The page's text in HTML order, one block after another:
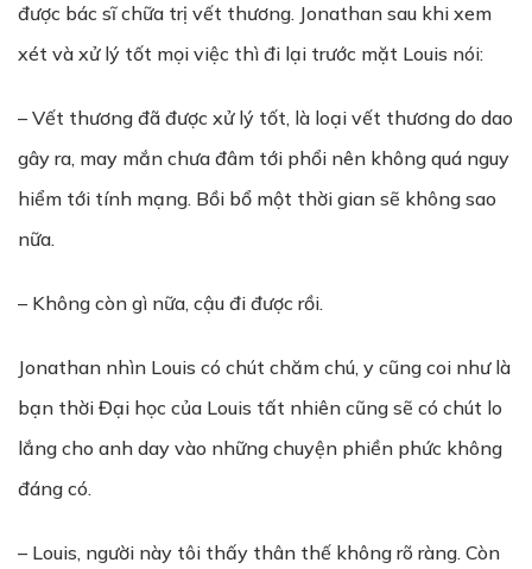
được bác sĩ chữa trị vết thương. Jonathan sau khi xem
xét và xử lý tốt mọi việc thì đi lại trước mặt Louis nói:
– Vết thương đã được xử lý tốt, là loại vết thương do dao
gây ra, may mắn chưa đâm tới phổi nên không quá nguy
hiểm tới tính mạng. Bồi bổ một thời gian sẽ không sao
nữa.
– Không còn gì nữa, cậu đi được rồi.
Jonathan nhìn Louis có chút chăm chú, y cũng coi như là
bạn thời Đại học của Louis tất nhiên cũng sẽ có chút lo
lắng cho anh day vào những chuyện phiền phức không
đáng có.
– Louis, người này tôi thấy thân thế không rõ ràng. Còn